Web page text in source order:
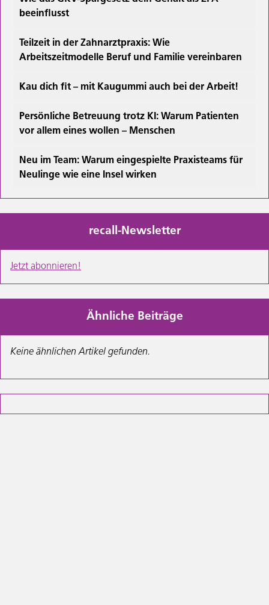
beeinflusst
Teilzeit in der Zahnarztpraxis: Wie
Arbeitszeitmodelle Beruf und Familie vereinbaren
Kau dich fit – mit Kaugummi auch bei der Arbeit!
Persönliche Betreuung trotz KI: Warum Patienten
vor allem eines wollen – Menschen
Neu im Team: Warum eingespielte Praxisteams für
Neulinge wie eine Insel wirken
recall-Newsletter
Jetzt abonnieren!
Ähnliche Beiträge
Keine ähnlichen Artikel gefunden.